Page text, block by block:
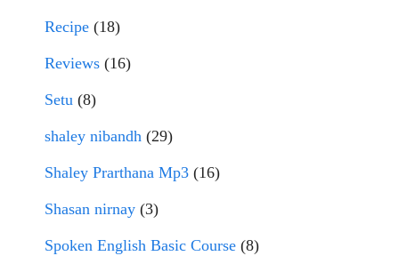
Recipe (18)
Reviews (16)
Setu (8)
shaley nibandh (29)
Shaley Prarthana Mp3 (16)
Shasan nirnay (3)
Spoken English Basic Course (8)